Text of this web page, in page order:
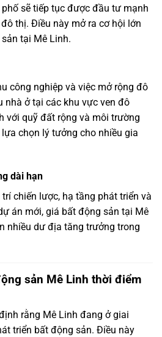
phố sẽ tiếp tục được đầu tư mạnh
đô thị. Điều này mở ra cơ hội lớn
sản tại Mê Linh.
công nghiệp và việc mở rộng đô
nhà ởtại các khu vực ven đô
với quỹ đất rộng và môi trường
lựa chọn lý tưởng cho nhiều gia
dài hạn
trí chiến lược, hạ tầng phát triển và
án mới, giá bất động sản tại Mê
nhiều dư địa tăng trưởng trong
sản Mê Linh thời điểm
rằng Mê Linh đang ởgiai
triển bất động sản. Điều này